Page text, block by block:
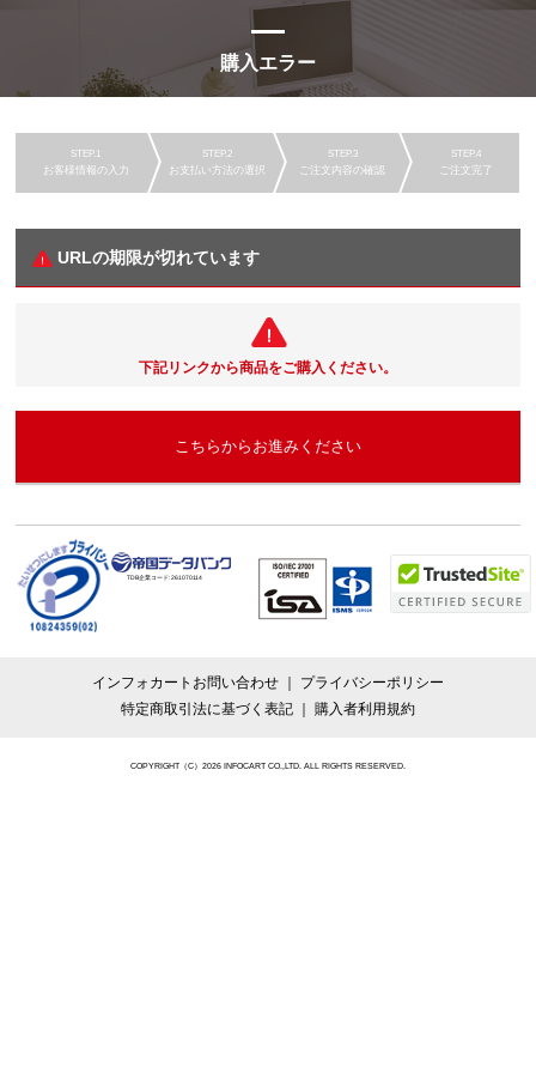
購入エラー
お客様情報の入力 お支払い方法の選択 ご注文内容の確認 ご注文完了
URLの期限が切れています
下記リンクから商品をご購入ください。
こちらからお進みください
TDB企業コード:261070114
インフォカートお問い合わせ
プライバシーポリシー
特定商取引法に基づく表記
購入者利用規約
COPYRIGHT（C）2026 INFOCART CO.,LTD. ALL RIGHTS RESERVED.